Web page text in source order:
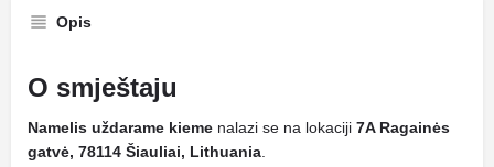
Opis
O smještaju
Namelis uždarame kieme nalazi se na lokaciji 7A Ragainės
gatvė, 78114 Šiauliai, Lithuania